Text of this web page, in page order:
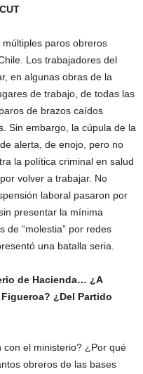
paros obreros
Los trabajadores del
en algunas obras de la
de trabajo, de todas las
de brazos caídos
Sin embargo, la cúpula de la
alerta, de enojo, pero no
la política criminal en salud
volver a trabajar. No
laboral pasaron por
presentar la mínima
de “molestia” por redes
una batalla seria.
de Hacienda… ¿A
¿Del Partido
el ministerio? ¿Por qué
obreros de las bases